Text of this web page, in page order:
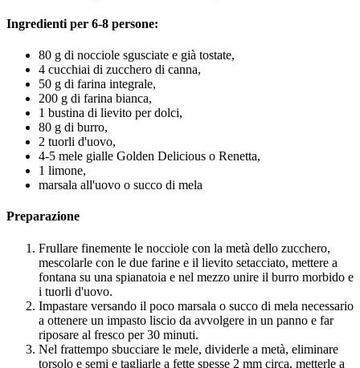
Ingredienti per 6-8 persone:
80 g di nocciole sgusciate e già tostate,
4 cucchiai di zucchero di canna,
50 g di farina integrale,
200 g di farina bianca,
1 bustina di lievito per dolci,
80 g di burro,
2 tuorli d'uovo,
4-5 mele gialle Golden Delicious o Renetta,
1 limone,
marsala all'uovo o succo di mela
Preparazione
Frullare finemente le nocciole con la metà dello zucchero,
mescolarle con le due farine e il lievito setacciato, mettere a
fontana su una spianatoia e nel mezzo unire il burro morbido e
i tuorli d'uovo.
Impastare versando il poco marsala o succo di mela necessario
a ottenere un impasto liscio da avvolgere in un panno e far
riposare al fresco per 30 minuti.
Nel frattempo sbucciare le mele, dividerle a metà, eliminare
torsolo e semi e tagliarle a fette spesse 2 mm circa, metterle a